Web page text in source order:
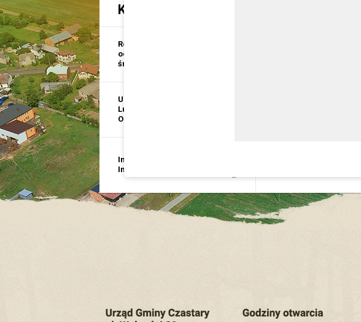
Kategorie spraw urzędowych
Rolnictwo i
ochrona
środowiska
USC, Ewidencja
Ludności, Dowody
Osobiste
Inwestycje i
Infrastruktura